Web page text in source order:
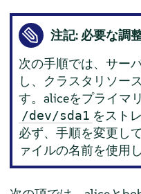
注記: 必要な調
次の手順では、サー
し、クラスタリソー
す。aliceをプライマ
/dev/sda1 をスト
必ず、手順を変更し
ァイルの名前を使用